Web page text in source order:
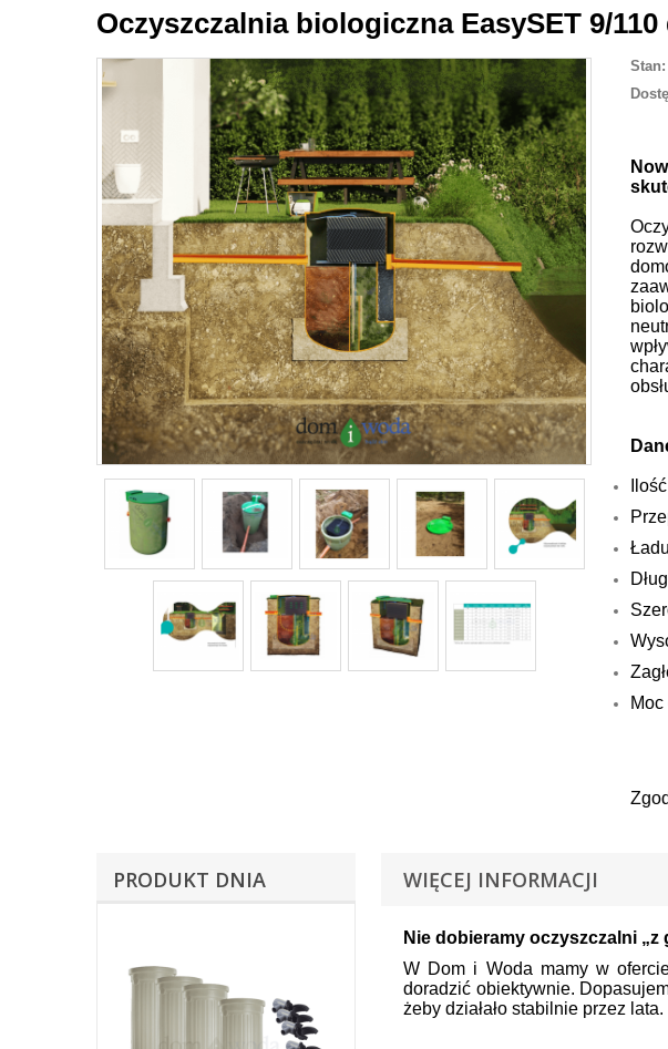
Oczyszczalnia biologiczna EasySET 9/
Stan:
WIĘCEJ INFORMACJI
Nie dobieramy oczyszczalni
W Dom i Woda mamy w
doradzić obiektywnie.
żeby działało stabilnie przez lata.
PRODUKT DNIA